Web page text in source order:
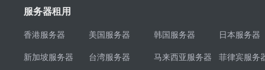
服务器租用
香港服务器 美国服务器 韩国服务器 日本服务器
新加坡服务器 台湾服务器 马来西亚服务器 菲律宾服务